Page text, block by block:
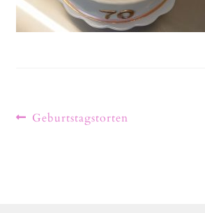
Geburtstagstorten